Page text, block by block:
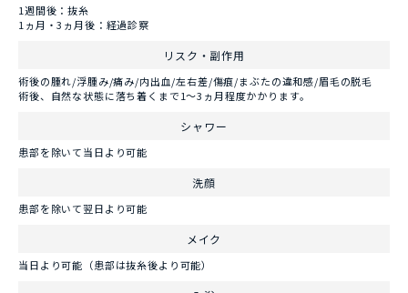
1週間後：抜糸
1ヵ月・3ヵ月後：経過診察
リスク・副作用
術後の腫れ/浮腫み/痛み/内出血/左右差/傷痕/まぶたの違和感/眉毛の脱毛
術後、自然な状態に落ち着くまで1～3ヵ月程度かかります。
シャワー
患部を除いて当日より可能
洗顔
患部を除いて翌日より可能
メイク
当日より可能（患部は抜糸後より可能）